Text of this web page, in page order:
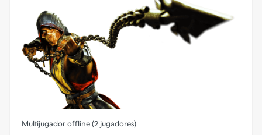
Multijugador offline (2 jugadores)